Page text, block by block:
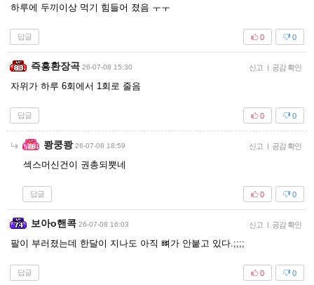
하루에 두끼이상 먹기 힘들어 졌음 ㅜㅜ
답글 0
0
즉흥환장곡 26-07-08 15:30 신고 공감 확인
자위가 하루 6회에서 1회로 줄음
답글 0
0
쾅쿵쾅 26-07-08 18:59 신고 공감 확인
섹스머신건이 권총되뿟네
답글 0
0
보아o핸콕 26-07-08 16:03 신고 공감 확인
팔이 부러졌는데 한달이 지나도 아직 뼈가 안붙고 있다.;;;;
답글 0
0